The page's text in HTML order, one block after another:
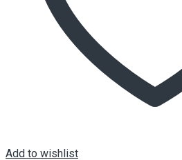
Add to wishlist